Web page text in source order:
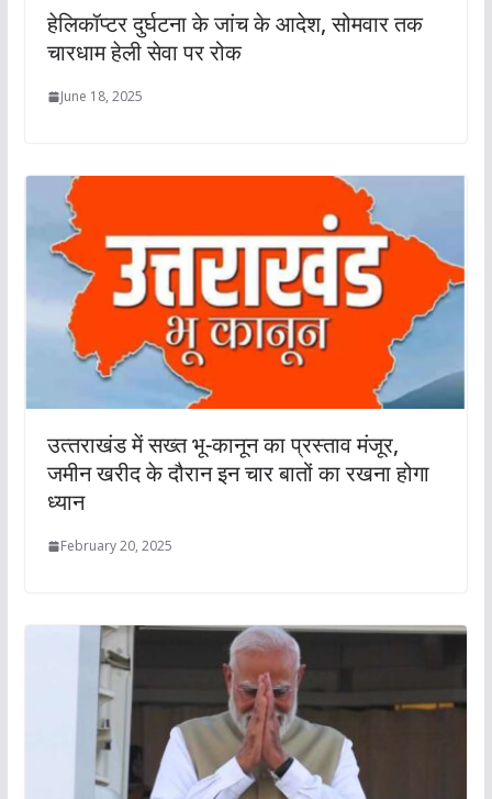
हेलिकॉप्टर दुर्घटना के जांच के आदेश, सोमवार तक
चारधाम हेली सेवा पर रोक
June 18, 2025
उत्‍तराखंड में सख्‍त भू-कानून का प्रस्‍ताव मंजूर,
जमीन खरीद के दौरान इन चार बातों का रखना होगा
ध्‍यान
February 20, 2025